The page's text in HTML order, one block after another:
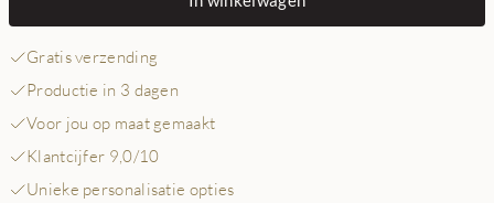
Gratis verzending
Productie in 3 dagen
Voor jou op maat gemaakt
Klantcijfer 9,0/10
Unieke personalisatie opties